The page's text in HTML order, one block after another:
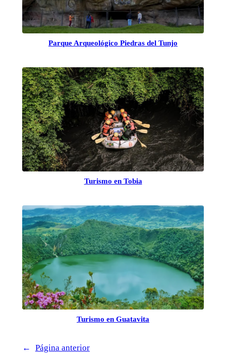
Parque Arqueológico Piedras del Tunjo
Turismo en Tobia
Turismo en Guatavita
← Página anterior